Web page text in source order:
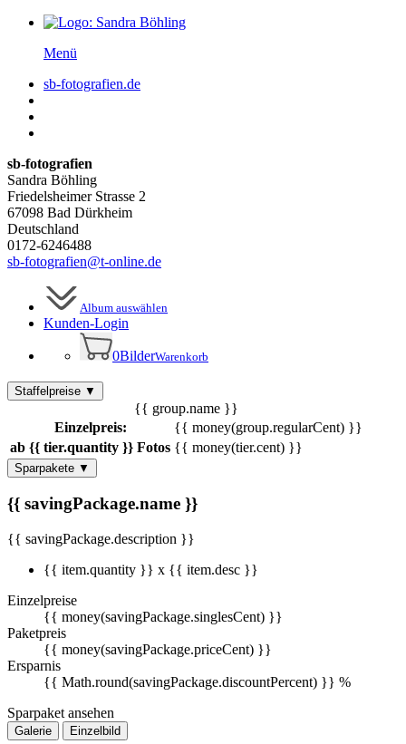
Menü
sb-fotografien.de
sb-fotografien
Sandra Böhling
Friedelsheimer Strasse 2
67098 Bad Dürkheim
Deutschland
0172-6246488
sb-fotografien@t-online.de
Album auswählen
Kunden-Login
0BilderWarenkorb
Staffelpreise ▼
{{ group.name }}
Einzelpreis:
{{ money(group.regularCent) }}
ab {{ tier.quantity }} Fotos {{ money(tier.cent) }}
Sparpakete ▼
{{ savingPackage.name }}
{{ savingPackage.description }}
{{ item.quantity }} x {{ item.desc }}
Einzelpreise
{{ money(savingPackage.singlesCent) }}
Paketpreis
{{ money(savingPackage.priceCent) }}
Ersparnis
{{ Math.round(savingPackage.discountPercent) }} %
Sparpaket ansehen
Galerie Einzelbild